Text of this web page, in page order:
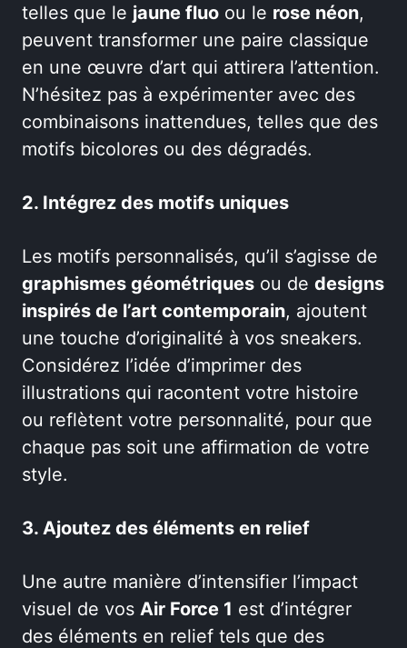
telles que le jaune fluo ou le rose néon,
peuvent transformer une paire classique
en une œuvre d’art qui attirera l’attention.
N’hésitez pas à expérimenter avec des
combinaisons inattendues, telles que des
motifs bicolores ou des dégradés.
2. Intégrez des motifs uniques
Les motifs personnalisés, qu’il s’agisse de
graphismes géométriques ou de designs
inspirés de l’art contemporain, ajoutent
une touche d’originalité à vos sneakers.
Considérez l’idée d’imprimer des
illustrations qui racontent votre histoire
ou reflètent votre personnalité, pour que
chaque pas soit une affirmation de votre
style.
3. Ajoutez des éléments en relief
Une autre manière d’intensifier l’impact
visuel de vos Air Force 1 est d’intégrer
des éléments en relief tels que des